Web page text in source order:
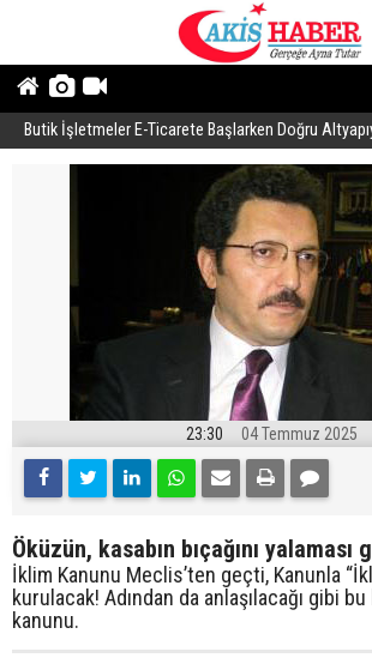
Butik İşletmeler E-Ticarete Başlarken Doğru
23:30 04 Temmuz 2025
Öküzün, kasabın bıçağını yalaması
İklim Kanunu Meclis’ten geçti, Kanunla
kurulacak! Adından da anlaşılacağı gibi
kanunu.